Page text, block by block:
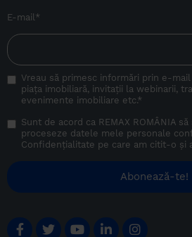
E-mail*
Vreau să primesc informări prin e-
piața imobiliară, invitații la webinarii,
evenimente imobiliare etc.*
Sunt de acord ca REMAX ROMÂNIA
proceseze datele mele personale
Confidențialitate pe care am citit-o și